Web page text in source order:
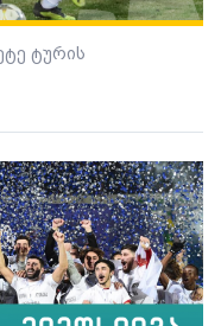
ტურის